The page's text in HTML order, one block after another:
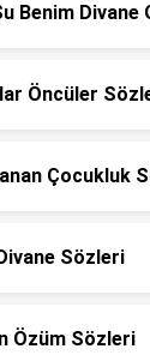
Benim Divane
Öncüler
Çocukluk
Sözleri
Özüm Sözleri